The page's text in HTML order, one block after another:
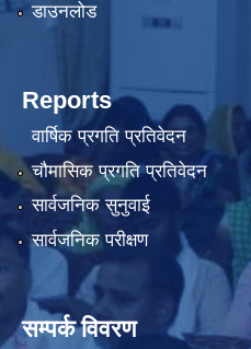
डाउनलोड
Reports
वार्षिक प्रगति प्रतिवेदन
चौमासिक प्रगति प्रतिवेदन
सार्वजनिक सुनुवाई
सार्वजनिक परीक्षण
सम्पर्क विवरण